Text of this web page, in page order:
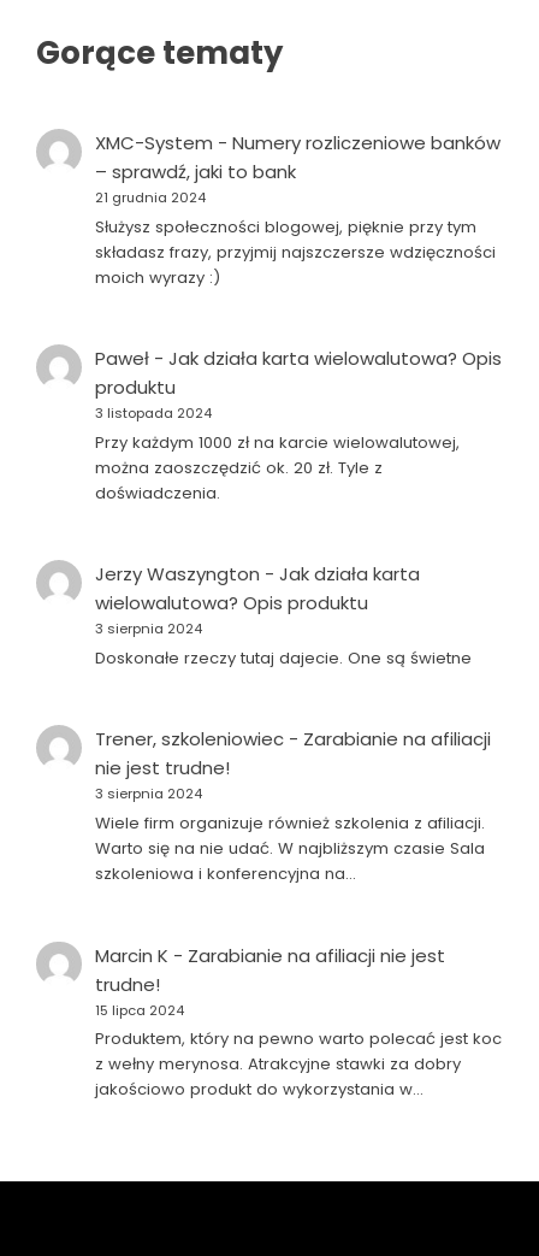
Gorące tematy
XMC-System - Numery rozliczeniowe banków
– sprawdź, jaki to bank
21 grudnia 2024
Służysz społeczności blogowej, pięknie przy tym
składasz frazy, przyjmij najszczersze wdzięczności
moich wyrazy :)
Paweł- Jak działa karta wielowalutowa? Opis
produktu
3 listopada 2024
Przy każdym 1000 zł na karcie wielowalutowej,
można zaoszczędzić ok. 20 zł. Tyle z
doświadczenia.
Jerzy Waszyngton - Jak działa karta
wielowalutowa? Opis produktu
3 sierpnia 2024
Doskonałe rzeczy tutaj dajecie. One są świetne
Trener, szkoleniowiec- Zarabianie na afiliacji
nie jest trudne!
3 sierpnia 2024
Wiele firm organizuje również szkolenia z afiliacji.
Warto się na nie udać. W najbliższym czasie Sala
szkoleniowa i konferencyjna na…
Marcin K - Zarabianie na afiliacji nie jest
trudne!
15 lipca 2024
Produktem, który na pewno warto polecać jest koc
z wełny merynosa. Atrakcyjne stawki za dobry
jakościowo produkt do wykorzystania w…